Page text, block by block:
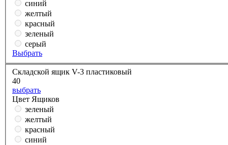
синий
желтый
красный
зеленый
серый
Выбрать
Складской ящик V-3 пластиковый
40
выбрать
Цвет Ящиков
зеленый
желтый
красный
синий